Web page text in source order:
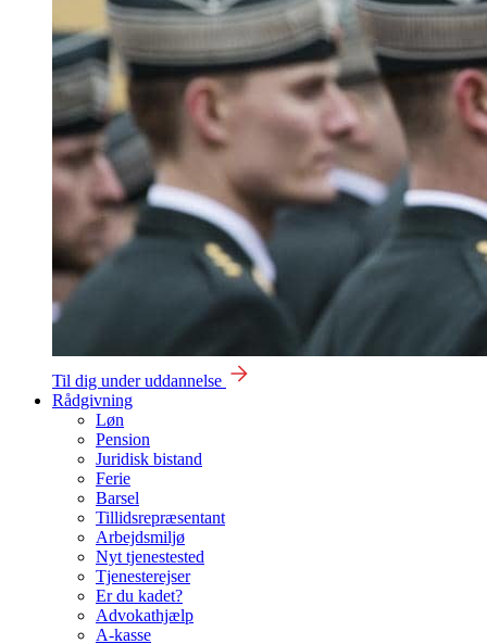
Til dig under uddannelse
Rådgivning
Løn
Pension
Juridisk bistand
Ferie
Barsel
Tillidsrepræsentant
Arbejdsmiljø
Nyt tjenestested
Tjenesterejser
Er du kadet?
Advokathjælp
A-kasse